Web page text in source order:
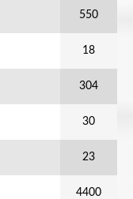
550
18
304
30
23
4400